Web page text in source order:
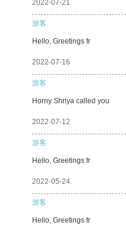
2022-07-21
游客
Hello, Greetings fr
2022-07-16
游客
Horny Shriya called you
2022-07-12
游客
Hello, Greetings fr
2022-05-24
游客
Hello, Greetings fr